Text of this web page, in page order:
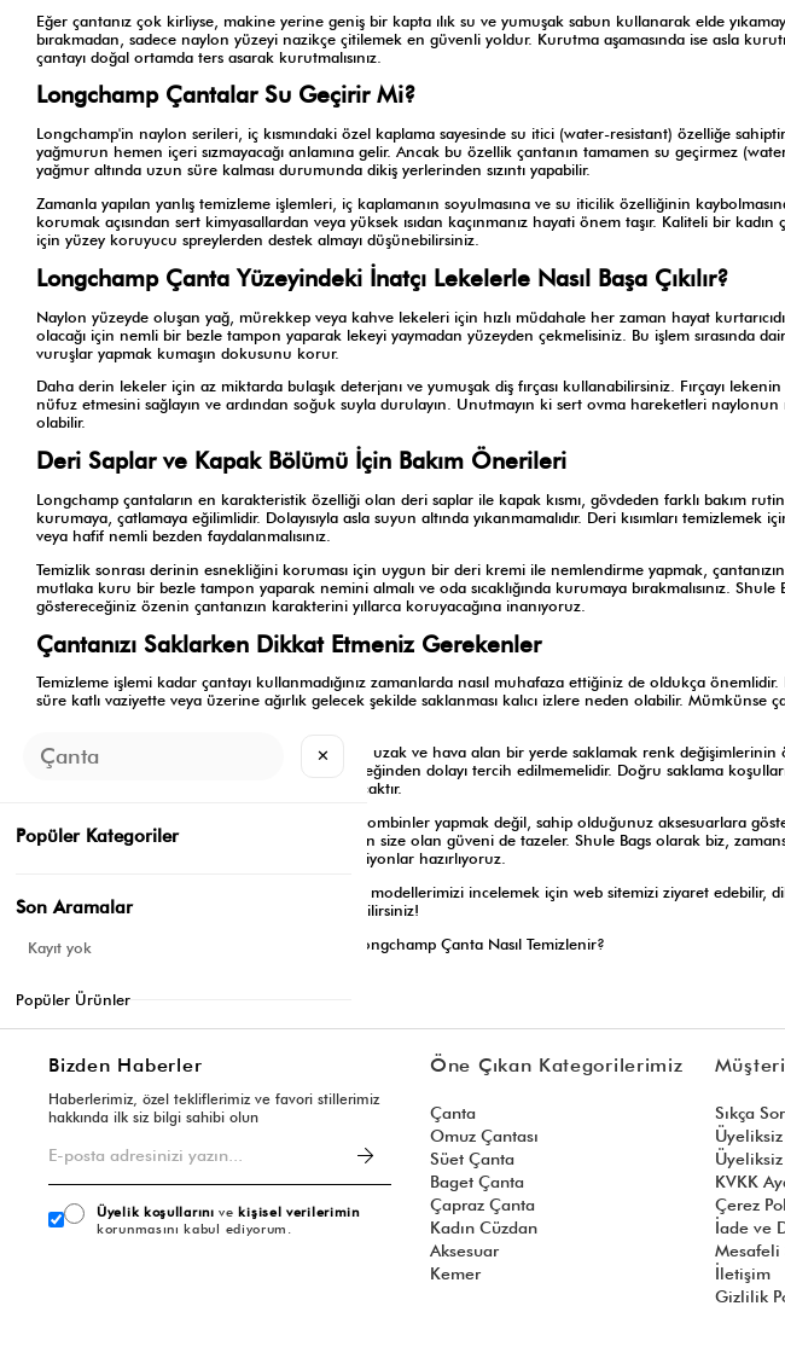
Eğer çantanız çok kirliyse, makine yerine geniş bir kapta ılık su ve yumuşak sabun kullanarak elde
bırakmadan, sadece naylon yüzeyi nazikçe çitilemek en güvenli yoldur. Kurutma aşamasında ise asla
çantayı doğal ortamda ters asarak kurutmalısınız.
Longchamp Çantalar Su Geçirir Mi?
Longchamp'in naylon serileri, iç kısmındaki özel kaplama sayesinde su itici (water-resistant) özelliğe
yağmurun hemen içeri sızmayacağı anlamına gelir. Ancak bu özellik çantanın tamamen su geçirmez
yağmur altında uzun süre kalması durumunda dikiş yerlerinden sızıntı yapabilir.
Zamanla yapılan yanlış temizleme işlemleri, iç kaplamanın soyulmasına ve su iticilik özelliğinin
korumak açısından sert kimyasallardan veya yüksek ısıdan kaçınmanız hayati önem taşır. Kaliteli bir
için yüzey koruyucu spreylerden destek almayı düşünebilirsiniz.
Longchamp Çanta Yüzeyindeki İnatçı Lekelerle Nasıl Başa Çıkılır?
Naylon yüzeyde oluşan yağ, mürekkep veya kahve lekeleri için hızlı müdahale her zaman hayat
olacağı için nemli bir bezle tampon yaparak lekeyi yaymadan yüzeyden çekmelisiniz. Bu işlem sırasında
vuruşlar yapmak kumaşın dokusunu korur.
Daha derin lekeler için az miktarda bulaşık deterjanı ve yumuşak diş fırçası kullanabilirsiniz. Fırçayı
nüfuz etmesini sağlayın ve ardından soğuk suyla durulayın. Unutmayın ki sert ovma hareketleri
olabilir.
Deri Saplar ve Kapak Bölümü İçin Bakım Önerileri
Longchamp çantaların en karakteristik özelliği olan deri saplar ile kapak kısmı, gövdeden farklı bakım
kurumaya, çatlamaya eğilimlidir. Dolayısıyla asla suyun altında yıkanmamalıdır. Deri kısımları
veya hafif nemli bezden faydalanmalısınız.
Temizlik sonrası derinin esnekliğini koruması için uygun bir deri kremi ile nemlendirme yapmak,
mutlaka kuru bir bezle tampon yaparak nemini almalı ve oda sıcaklığında kurumaya bırakmalısınız. Shule
göstereceğiniz özenin çantanızın karakterini yıllarca koruyacağına inanıyoruz.
Çantanızı Saklarken Dikkat Etmeniz Gerekenler
Temizleme işlemi kadar çantayı kullanmadığınız zamanlarda nasıl muhafaza ettiğiniz de oldukça
süre katlı vaziyette veya üzerine ağırlık gelecek şekilde saklanması kalıcı izlere neden olabilir. Mümkünse
Çantanızı toz torbası (dust bag) içinde, nemden uzak ve hava alan bir yerde saklamak renk değişimlerinin
almasını engelleyerek bozulmalara yol açabileceğinden dolayı tercih edilmemelidir. Doğru saklama
mevsim kombinlerinize eşlik etmeye hazır kalacaktır.
Kusursuz görünümün anahtarı sadece doğru kombinler yapmak değil, sahip olduğunuz aksesuarlara
bir çanta, stilinizin kalitesini üst seviyeye taşırken size olan güveni de tazeler. Shule Bags olarak biz,
birleştirerek uzun yıllar size eşlik edecek koleksiyonlar hazırlıyoruz.
Siz de stilinizi yansıtacak, fonksiyonel ve estetik modellerimizi incelemek için web sitemizi ziyaret edebilir,
gardırobunuza değer katmaya hemen başlayabilirsiniz!
Etiketler:
Longchamp Çanta Nasıl Temizlenir?Longchamp Çanta Nasıl Temizlenir?
Bizden Haberler
Haberlerimiz, özel tekliflerimiz ve favori stillerimiz
hakkında ilk siz bilgi sahibi olun
Üyelik koşullarını vekişisel verilerimin
korunmasını kabul ediyorum.
Öne Çıkan Kategorilerimiz
Çanta
Omuz Çantası
Süet Çanta
Baget Çanta
Çapraz Çanta
Kadın Cüzdan
Aksesuar
Kemer
Sıkça
KVKK
Çerez
İade ve
Mesafeli
İletişim
Gizlilik
✕
Popüler Kategoriler
Son Aramalar
Kayıt yok
Popüler Ürünler